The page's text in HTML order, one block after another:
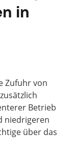
in
Zufuhr von
Betrieb
niedrigeren
über das